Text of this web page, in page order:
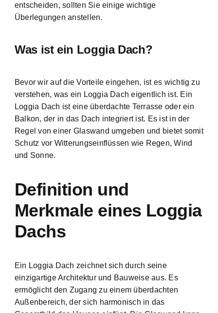
entscheiden, sollten Sie einige wichtige
Überlegungen anstellen.
Was ist ein Loggia Dach?
Bevor wir auf die Vorteile eingehen, ist es wichtig zu
verstehen, was ein Loggia Dach eigentlich ist. Ein
Loggia Dach ist eine überdachte Terrasse oder ein
Balkon, der in das Dach integriert ist. Es ist in der
Regel von einer Glaswand umgeben und bietet somit
Schutz vor Witterungseinflüssen wie Regen, Wind
und Sonne.
Definition und
Merkmale eines Loggia
Dachs
Ein Loggia Dach zeichnet sich durch seine
einzigartige Architektur und Bauweise aus. Es
ermöglicht den Zugang zu einem überdachten
Außenbereich, der sich harmonisch in das